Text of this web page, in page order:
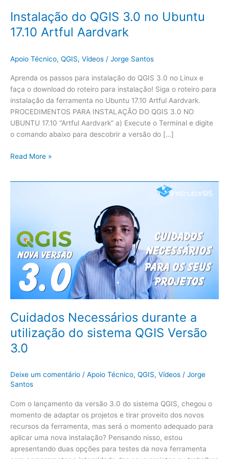
Instalação do QGIS 3.0 no Ubuntu
17.10 Artful Aardvark
Apoio Técnico, QGIS, Vídeos / Jorge Santos
Aprenda os passos para instalação do QGIS 3.0 no Linux e
faça o download do roteiro para instalação! Siga o roteiro para
instalação da ferramenta no Ubuntu 17.10 Artful Aardvark.
PROCEDIMENTOS PARA INSTALAÇÃO DO QGIS 3.0 NO
UBUNTU 17.10 “Artful Aardvark” a) Execute o Terminal e digite
o comando abaixo para descobrir a versão do […]
Read More »
Cuidados Necessários durante a
utilização do sistema QGIS Versão
3.0
Deixe um comentário / Apoio Técnico, QGIS, Vídeos / Jorge
Santos
Com o lançamento da versão 3.0 do sistema QGIS, chegou o
momento de adaptar os projetos e tirar proveito dos novos
recursos da ferramenta, mas será o momento adequado para
aplicar uma nova instalação? Pensando nisso, estou
apresentando duas opções para testes da nova ferramenta
utilização
do
sistema
QGIS
Versão
3.0